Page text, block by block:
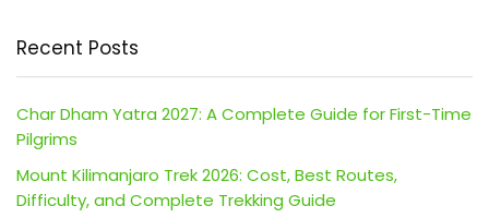
Recent Posts
Char Dham Yatra 2027: A Complete Guide for First-Time
Pilgrims
Mount Kilimanjaro Trek 2026: Cost, Best Routes,
Difficulty, and Complete Trekking Guide